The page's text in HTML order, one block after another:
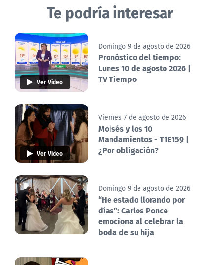
Te podría interesar
Ver Video
Domingo 9 de agosto de 2026
Pronóstico del tiempo:
Lunes 10 de agosto 2026 |
TV Tiempo
Ver Video
Viernes 7 de agosto de 2026
Moisés y los 10
Mandamientos - T1E159 |
¿Por obligación?
Domingo 9 de agosto de 2026
“He estado llorando por
días”: Carlos Ponce
emociona al celebrar la
boda de su hija